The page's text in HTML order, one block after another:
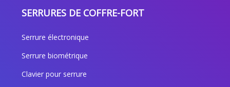
SERRURES DE COFFRE-FORT
Serrure électronique
Serrure biométrique
Clavier pour serrure